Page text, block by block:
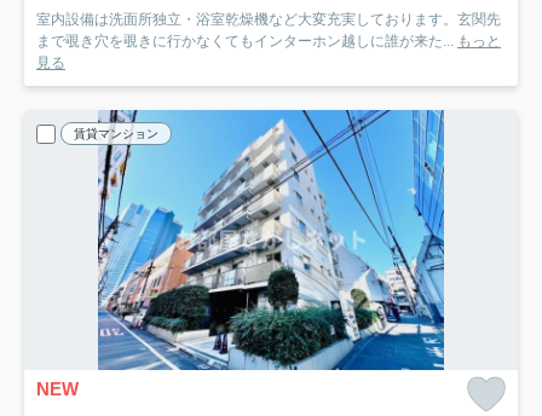
室内設備は洗面所独立・浴室乾燥機など大変充実しております。玄関先
まで覗き穴を覗きに行かなくてもインターホン越しに誰が来た... もっと
見る
賃貸マンション
NEW